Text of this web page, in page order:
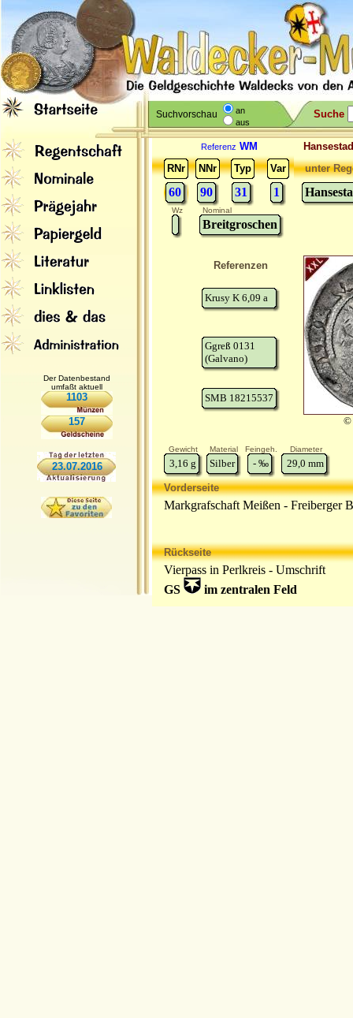
Suchvorschau
an
aus
Suche
Der Datenbestand
umfaßt aktuell
1103
157
23.07.2016
Referenz WM
RNr
NNr Typ Var
60 90 31 1
unter
Wz Nominal
Breitgroschen
Referenzen
Krusy K 6,09 a
Ggreß 0131
(Galvano)
SMB 18215537
©
Gewicht Material Feingeh. Diameter
3,16 g Silber - ‰ 29,0 mm
Vorderseite
Markgrafschaft Meißen - Freiberger
Rückseite
Vierpass in Perlkreis - Umschrift
GS
im zentralen Feld